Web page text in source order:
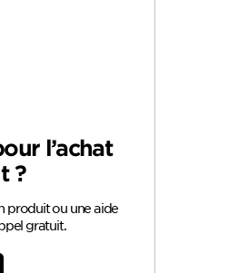
l’achat
?
produit ou une aide
gratuit.